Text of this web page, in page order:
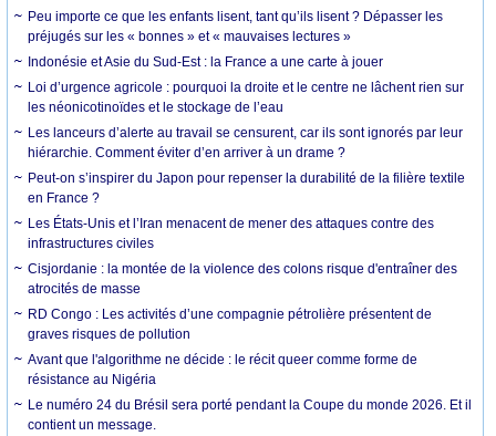
Peu importe ce que les enfants lisent, tant qu’ils lisent ? Dépasser les
préjugés sur les « bonnes » et « mauvaises lectures »
Indonésie et Asie du Sud-Est : la France a une carte à jouer
Loi d’urgence agricole : pourquoi la droite et le centre ne lâchent rien sur
les néonicotinoïdes et le stockage de l’eau
Les lanceurs d’alerte au travail se censurent, car ils sont ignorés par leur
hiérarchie. Comment éviter d’en arriver à un drame ?
Peut-on s’inspirer du Japon pour repenser la durabilité de la filière textile
en France ?
Les États-Unis et l’Iran menacent de mener des attaques contre des
infrastructures civiles
Cisjordanie : la montée de la violence des colons risque d'entraîner des
atrocités de masse
RD Congo : Les activités d’une compagnie pétrolière présentent de
graves risques de pollution
Avant que l'algorithme ne décide : le récit queer comme forme de
résistance au Nigéria
Le numéro 24 du Brésil sera porté pendant la Coupe du monde 2026. Et il
contient un message.